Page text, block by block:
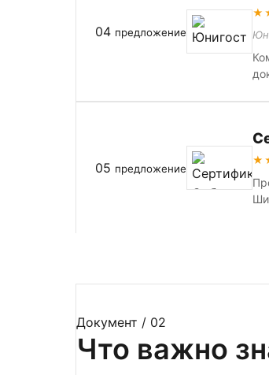
04 предложение
05 предложение
Документ / 02
Что важно